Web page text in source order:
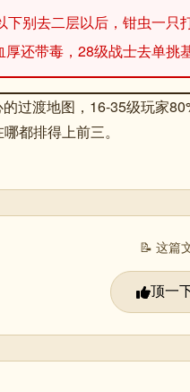
下别去二层以后，钳虫一只
还带毒，28级战士去单挑
过渡地图，16-35级玩家
都排得上前三。
📝 这篇
顶一